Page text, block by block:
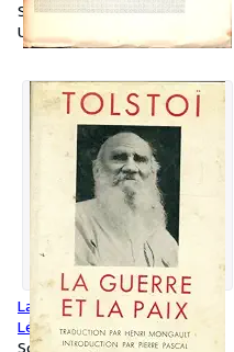
Softcover
Used
La guerre et la paix - Comte
Léon L. Tolstoï
Softcover